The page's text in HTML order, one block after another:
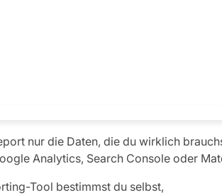
nur die Daten, die du wirklich
Analytics, Search Console oder
Tool bestimmst du selbst,